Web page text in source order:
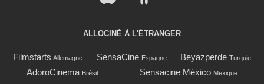
ALLOCINÉ À L'ÉTRANGER
Filmstarts Allemagne SensaCine Espagne Beyazperde Turquie
AdoroCinema Brésil Sensacine México Mexique